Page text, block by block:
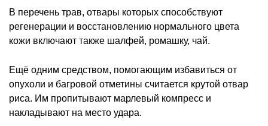
В перечень трав, отвары которых способствуют
регенерации и восстановлению нормального цвета
кожи включают также шалфей, ромашку, чай.
Ещё одним средством, помогающим избавиться от
опухоли и багровой отметины считается крутой отвар
риса. Им пропитывают марлевый компресс и
накладывают на место удара.